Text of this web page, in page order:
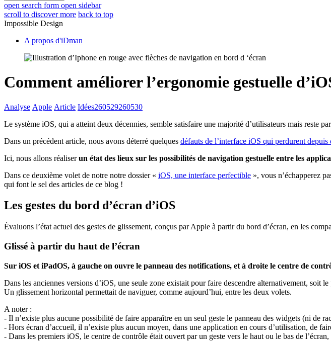
open search form open sidebar
scroll to discover more back to top
Impossible Design
A propos d'iDman
Comment améliorer l’ergonomie gestuelle
Analyse Apple Article Idées260529260530
Le système iOS, qui a atteint deux décennies, semble satisfaire une majorité d’utilisateurs mais
Dans un précédent article, nous avons déterré quelques défauts de l’interface iOS qui perdurent depuis
Ici, nous allons réaliserun état des lieux sur les possibilités de navigation gestuelle entre les
Dans ce deuxième volet de notre notre dossier « iOS, une interface perfectible », vous n’échapperez
qui font le sel des articles de ce blog !
Les gestes du bord d’écran d’iOS
Évaluons l’état actuel des gestes de glissement, conçus par Apple à partir du bord d’écran, en les
Glissé à partir du haut de l’écran
Sur iOS et iPadOS, à gauche on ouvre le panneau des notifications, et à droite le centre de
Dans les anciennes versions d’iOS, une seule zone existait pour faire descendre alternativement,
Un glissement horizontal permettait de naviguer, comme aujourd’hui, entre les deux volets.
A noter :
- Il n’existe plus aucune possibilité de faire apparaître en un seul geste le panneau des widgets (ni de
- Hors écran d’accueil, il n’existe plus aucun moyen, dans une application en cours d’utilisation, de
- Dans les premiers iOS, le centre de contrôle était ouvert par un geste vers le haut ou le bas de